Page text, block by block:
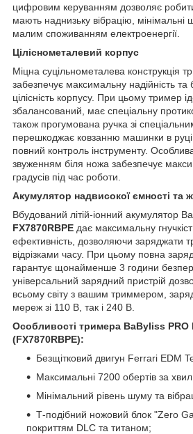
цифровим керуванням дозволяє
мають наднизьку вібрацію, мінімальні
малим споживанням електроенергії.
Ціліснометалевий корпус
Міцна суцільнометалева конструкція
забезпечує максимальну надійність та
цілісність корпусу. При цьому тример
збалансований, має спеціальну
також прогумована ручка зі
перешкоджає ковзанню машинки в
повний контроль інструменту.
звуженням біля ножа забезпечує
градусів під час роботи.
Акумулятор надвисокої ємності та
Вбудований літій-іонний акумулятор
FX7870RBPE дає максимальну
ефективність, дозволяючи заряджати
відрізками часу. При цьому повна
гарантує щонайменше 3 години
універсальний зарядний пристрій
всьому світу з вашим триммером,
мереж зі 110 В, так і 240 В.
Особливості тримера BaByliss PRO
(FX7870RBPE):
Безщітковий двигун Ferrari EDM
Максимальні 7200 обертів за
Мінімальний рівень шуму та
Т-подібний ножовий блок "Zero
покриттям DLC та титаном;